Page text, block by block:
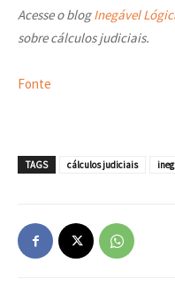
Acesse o blogInegável
sobre cálculos judiciais.
Fonte
TAGS cálculos judiciais